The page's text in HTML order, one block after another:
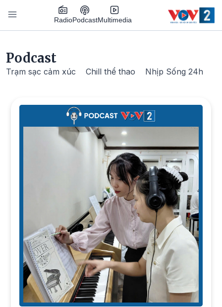
Nhảy đến nội dung
RadioPodcastMultimedia
Podcast
Trạm sạc cảm xúc Chill thể thao Nhịp Sống 24h